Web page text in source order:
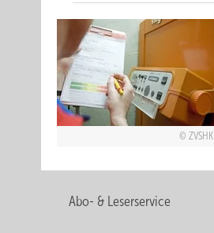
ZVSHK
Abo- & Leserservice